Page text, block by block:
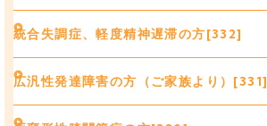
統合失調症、軽度精神遅滞の方[332]
広汎性発達障害の方（ご家族より）[331]